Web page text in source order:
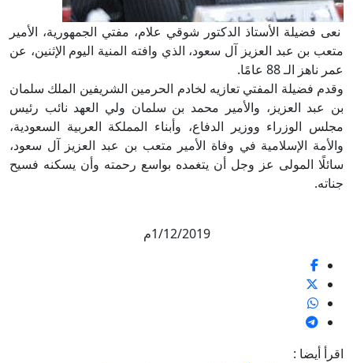
نعى فضيلة الأستاذ الدكتور شوقي علام، مفتي الجمهورية، الأمير
متعب بن عبد العزيز آل سعود، الذي وافته المنية اليوم الإثنين، عن
عمر ناهز الـ 88 عامًا.
وقدم فضيلة المفتي تعازيه لخادم الحرمين الشريفين الملك سلمان
بن عبد العزيز، والأمير محمد بن سلمان ولي العهد نائب رئيس
مجلس الوزراء ووزير الدفاع، وأبناء المملكة العربية السعودية،
والأمة الإسلامية في وفاة الأمير متعب بن عبد العزيز آل سعود،
سائلًا المولى عز وجل أن يتغمده بواسع رحمته وأن يسكنه فسيح
جناته.
1/12/2019م
اقرأ أيضا :